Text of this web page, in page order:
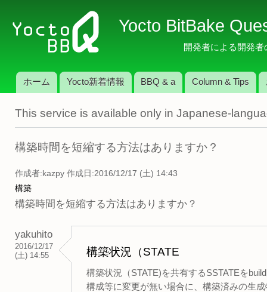
イ
コ
テ
ツ
に
Yocto BitBake
開発者による開発
メインメニュー
ホーム Yocto新着情報 BBQ & a Column & Tips
This service is available only in Japanese-
構築時間を短縮する方法はありますか？
作成者: kazpy 作成日:2016/12/17 (土) 14:43
構築
構築時間を短縮する方法はありますか？
yakuhito
2016/12/17
(土) 14:55
構築状況（STATE
構築状況（STATE)を共有するSSTATEを
構成等に変更が無い場合に、構築済みの生